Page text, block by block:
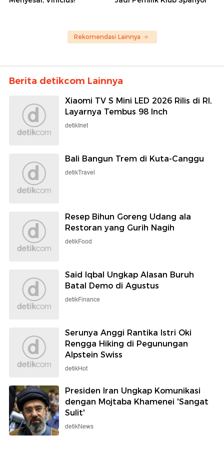
Rekomendasi Lainnya
Berita detikcom Lainnya
Xiaomi TV S Mini LED 2026 Rilis di RI,
Layarnya Tembus 98 Inch
detikInet
Bali Bangun Trem di Kuta-Canggu
detikTravel
Resep Bihun Goreng Udang ala
Restoran yang Gurih Nagih
detikFood
Said Iqbal Ungkap Alasan Buruh
Batal Demo di Agustus
detikFinance
Serunya Anggi Rantika Istri Oki
Rengga Hiking di Pegunungan
Alpstein Swiss
detikHot
Presiden Iran Ungkap Komunikasi
dengan Mojtaba Khamenei 'Sangat
Sulit'
detikNews